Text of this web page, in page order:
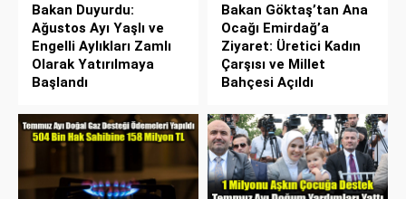
Bakan Duyurdu:
Ağustos Ayı Yaşlı ve
Engelli Aylıkları Zamlı
Olarak Yatırılmaya
Başlandı
Bakan Göktaş’tan Ana
Ocağı Emirdağ’a
Ziyaret: Üretici Kadın
Çarşısı ve Millet
Bahçesi Açıldı